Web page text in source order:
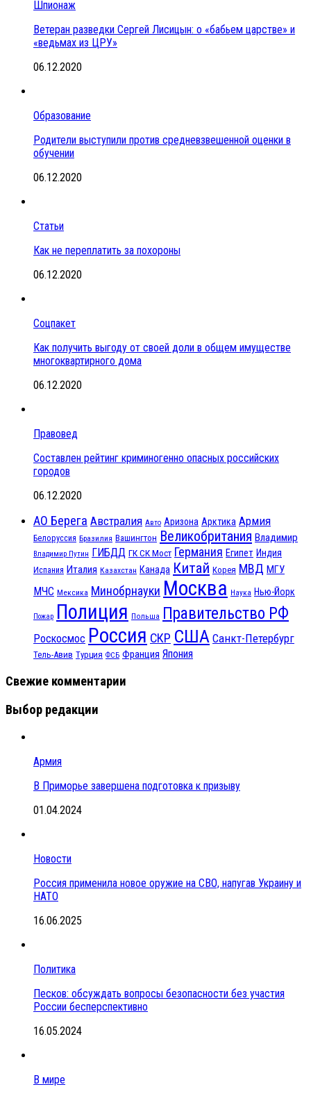
Шпионаж
Ветеран разведки Сергей Лисицын: о «бабьем царстве» и
«ведьмах из ЦРУ»
06.12.2020
Образование
Родители выступили против средневзвешенной оценки в
обучении
06.12.2020
Статьи
Как не переплатить за похороны
06.12.2020
Соцпакет
Как получить выгоду от своей доли в общем имуществе
многоквартирного дома
06.12.2020
Правовед
Составлен рейтинг криминогенно опасных российских
городов
06.12.2020
АО Берега Австралия Авто Аризона Арктика Армия
Белоруссия Бразилия Вашингтон Великобритания Владимир
Владимир Путин ГИБДД ГК СК Мост Германия Египет Индия
Испания Италия Казахстан Канада Китай Корея МВД МГУ
МЧС Мексика Минобрнауки Москва Наука Нью-Йорк
Пожар Полиция Польша Правительство РФ
Роскосмос Россия СКР США Санкт-Петербург
Тель-Авив Турция ФСБ Франция Япония
Свежие комментарии
Выбор редакции
Армия
В Приморье завершена подготовка к призыву
01.04.2024
Новости
Россия применила новое оружие на СВО, напугав Украину и
НАТО
16.06.2025
Политика
Песков: обсуждать вопросы безопасности без участия
России бесперспективно
16.05.2024
В мире